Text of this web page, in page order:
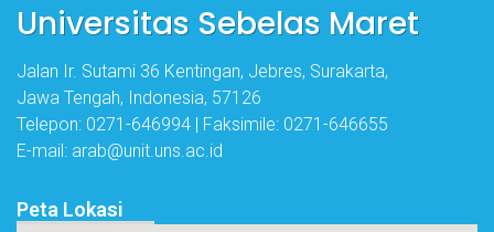
Universitas Sebelas Maret
Jalan Ir. Sutami 36 Kentingan, Jebres, Surakarta,
Jawa Tengah, Indonesia, 57126
Telepon: 0271-646994 | Faksimile: 0271-646655
E-mail: arab@unit.uns.ac.id
Peta Lokasi